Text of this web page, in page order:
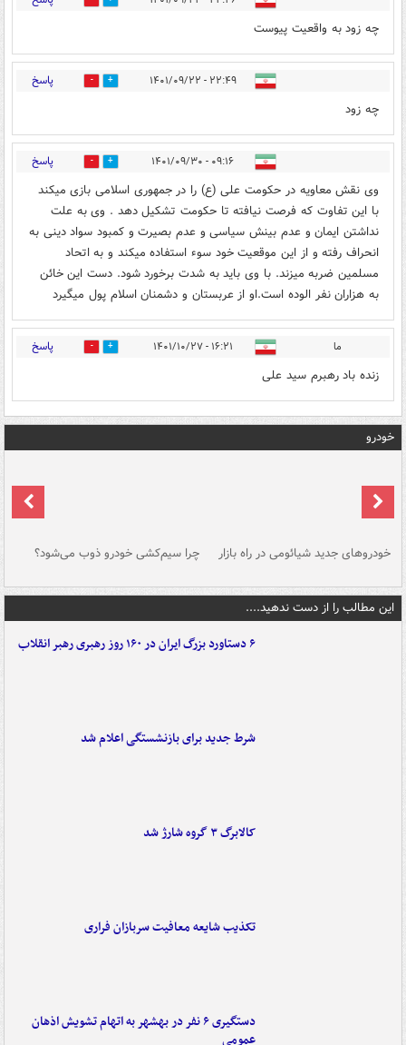
چه زود به واقعیت پیوست
۲۲:۴۹ - ۱۴۰۱/۰۹/۲۲ 0 پاسخ
چه زود
۰۹:۱۶ - ۱۴۰۱/۰۹/۳۰ 0 پاسخ
وی نقش معاویه در حکومت علی (ع) را در جمهوری اسلامی بازی میکند
با این تفاوت که فرصت نیافته تا حکومت تشکیل دهد . وی به علت
نداشتن ایمان و عدم بینش سیاسی و عدم بصیرت و کمبود سواد دینی به
انحراف رفته و از این موقعیت خود سوء استفاده میکند و به اتحاد
مسلمین ضربه میزند. با وی باید به شدت برخورد شود. دست این خائن
به هزاران نفر الوده است.او از عربستان و دشمنان اسلام پول میگیرد
ما ۱۶:۲۱ - ۱۴۰۱/۱۰/۲۷ 0 پاسخ
زنده باد رهبرم سید علی
خودرو
خودروهای جدید شیائومی در راه بازار چرا سیم‌کشی خودرو ذوب می‌شود؟
این مطالب را از دست ندهید....
۶ دستاورد بزرگ ایران در ۱۶۰ روز رهبری رهبر انقلاب
شرط جدید برای بازنشستگی اعلام شد
کالابرگ ۳ گروه شارژ شد
تکذیب شایعه معافیت سربازان فراری
دستگیری ۶ نفر در بهشهر به اتهام تشویش اذهان
عمومی